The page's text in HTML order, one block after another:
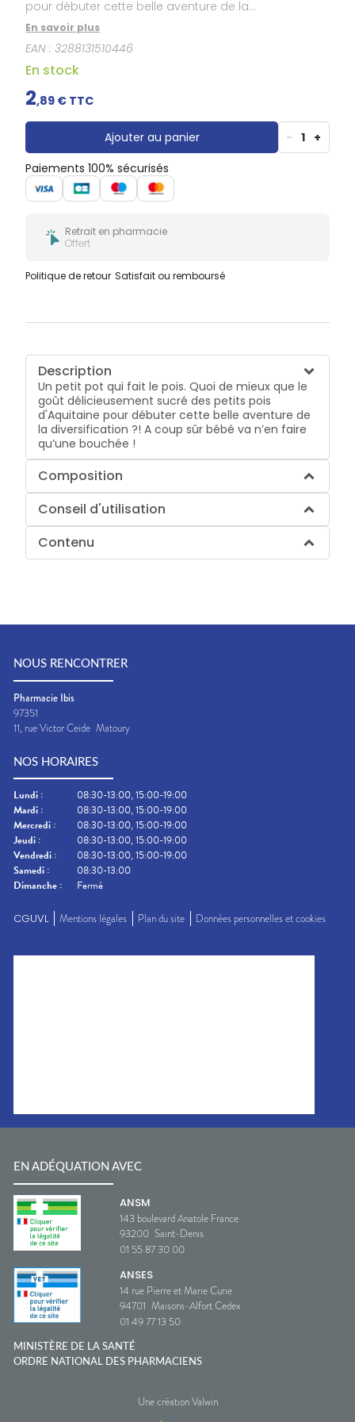
Douleurs
dentaires
Gencives
Hygiène
pour débuter cette belle aventure de la
diversification ?! A coup sûr bébé va n’en faire qu’une
bouchée !
En savoir plus
EAN :3288131510446
En stock
2,89 € TTC
Ajouter au panier - 1 +
Paiements 100% sécurisés
Retrait en pharmacie
Offert
Politique de retour Satisfait ou remboursé
Description
Un petit pot qui fait le pois. Quoi de mieux que le
goût délicieusement sucré des petits pois
d'Aquitaine pour débuter cette belle aventure de
la diversification ?! A coup sûr bébé va n’en faire
qu’une bouchée !
Composition
Conseil d'utilisation
Contenu
NOUS RENCONTRER
Pharmacie Ibis
97351
11, rue Victor Ceide Matoury
NOS HORAIRES
Lundi :
08:30-13:00, 15:00-19:00
Mardi :
08:30-13:00, 15:00-19:00
Mercredi :
08:30-13:00, 15:00-19:00
Jeudi :
08:30-13:00, 15:00-19:00
Vendredi :
08:30-13:00, 15:00-19:00
Samedi :
08:30-13:00
Dimanche : Fermé
CGUVL Mentions légales Plan du site Données personnelles et cookies
EN ADÉQUATION AVEC
ANSM
143 boulevard Anatole France
93200 Saint-Denis
01 55 87 30 00
ANSES
14 rue Pierre et Marie Curie
94701 Maisons-Alfort Cedex
01 49 77 13 50
MINISTÈRE DE LA SANTÉ
ORDRE NATIONAL DES PHARMACIENS
Une création Valwin